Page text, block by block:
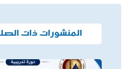
المنشورات ذات